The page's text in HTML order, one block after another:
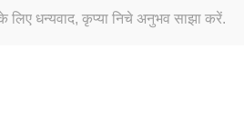
धन्यवाद, कृप्या निचे अनुभव साझा करें.